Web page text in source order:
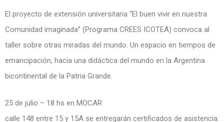
El proyecto de extensión universitaria “El buen vivir en nuestra
Comunidad imaginada” (Programa CREES ICOTEA) convoca al
taller sobre otras miradas del mundo. Un espacio en tiempos de
emancipación, hacia una didáctica del mundo en la Argentina
bicontinental de la Patria Grande.
25 de julio – 18 hs en MOCAR
calle 148 entre 15 y 15A se entregarán certificados de asistencia.